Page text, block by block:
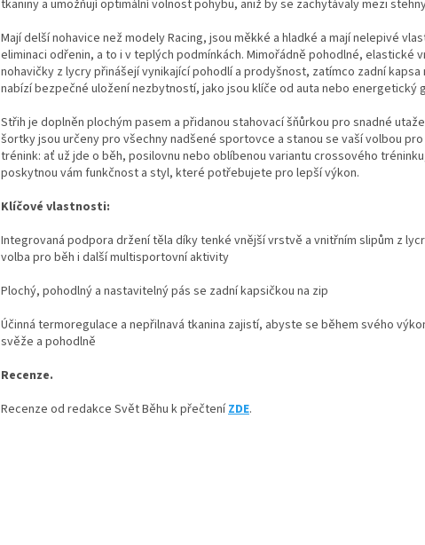
tkaniny a umožňují optimální volnost pohybu, aniž by se zachytávaly mezi
Mají delší nohavice než modely Racing, jsou měkké a hladké a mají nelepivé
eliminaci odřenin, a to i v teplých podmínkách. Mimořádně pohodlné, elastické
nohavičky z lycry přinášejí vynikající pohodlí a prodyšnost, zatímco zadní kapsa
nabízí bezpečné uložení nezbytností, jako jsou klíče od auta nebo energetický
Střih je doplněn plochým pasem a přidanou stahovací šňůrkou pro snadné
šortky jsou určeny pro všechny nadšené sportovce a stanou se vaší volbou
trénink: ať už jde o běh, posilovnu nebo oblíbenou variantu crossového
poskytnou vám funkčnost a styl, které potřebujete pro lepší výkon.
Klíčové vlastnosti:
Integrovaná podpora držení těla díky tenké vnější vrstvě a vnitřním slipům z
volba pro běh i další multisportovní aktivity
Plochý, pohodlný a nastavitelný pás se zadní kapsičkou na zip
Účinná termoregulace a nepřilnavá tkanina zajistí, abyste se během svého
svěže a pohodlně
Recenze.
Recenze od redakce Svět Běhu k přečteníZDE.